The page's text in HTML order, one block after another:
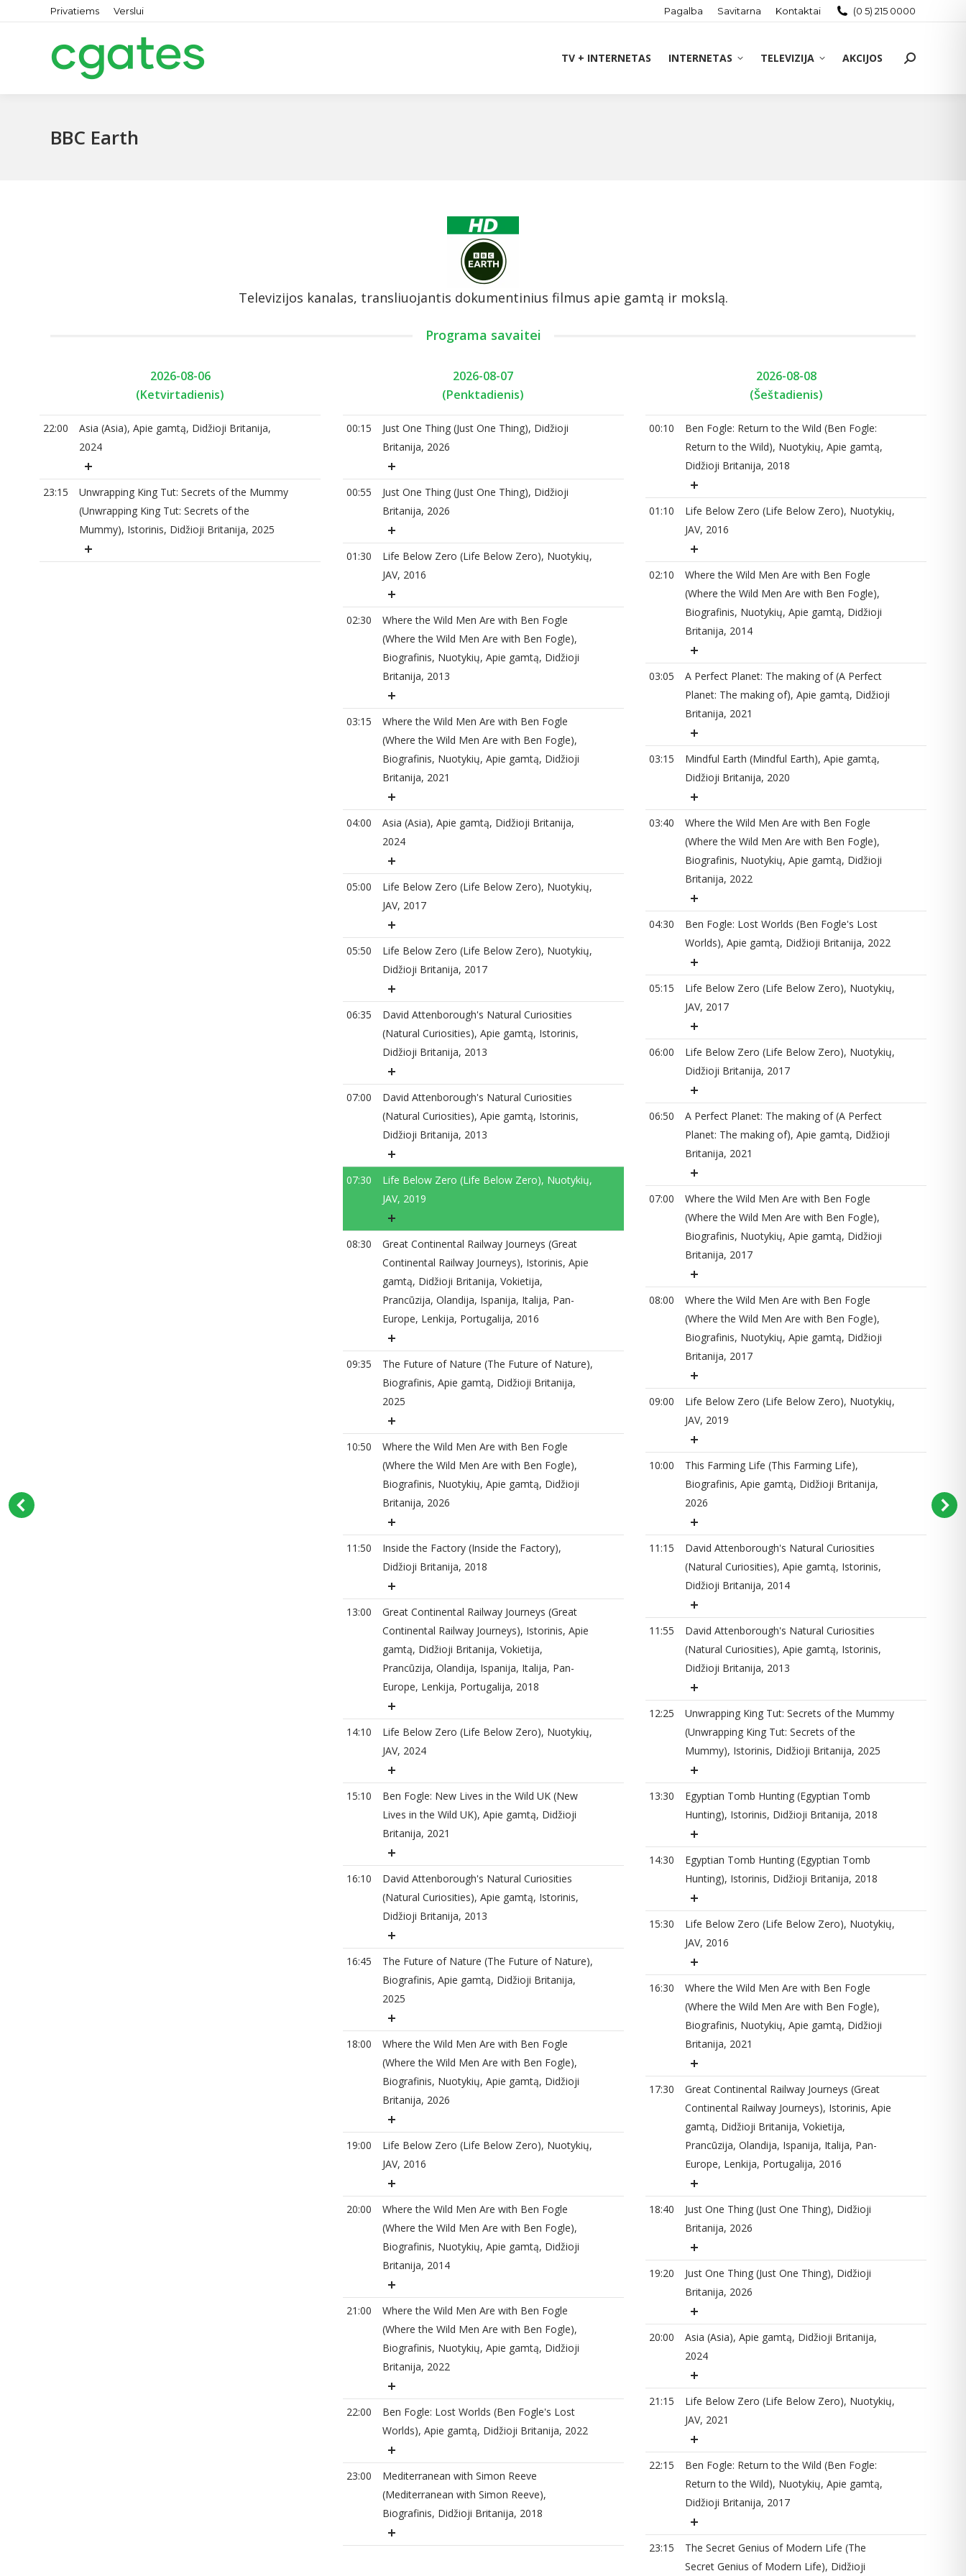
Privatiems Verslui Pagalba Savitarna Kontaktai (0 5) 215 0000
TV + INTERNETAS INTERNETAS TELEVIZIJA AKCIJOS Search:
BBC Earth
Televizijos kanalas, transliuojantis dokumentinius filmus apie gamtą ir mokslą.
Programa savaitei
2026-08-06
(Ketvirtadienis)
22:00
Asia (Asia), Apie gamtą, Didžioji Britanija,
2024
23:15
Unwrapping King Tut: Secrets of the Mummy
(Unwrapping King Tut: Secrets of the
Mummy), Istorinis, Didžioji Britanija, 2025
2026-08-07
(Penktadienis)
00:15
Just One Thing (Just One Thing), Didžioji
Britanija, 2026
00:55
Just One Thing (Just One Thing), Didžioji
Britanija, 2026
01:30
Life Below Zero (Life Below Zero), Nuotykių,
JAV, 2016
02:30
Where the Wild Men Are with Ben Fogle
(Where the Wild Men Are with Ben Fogle),
Biografinis, Nuotykių, Apie gamtą, Didžioji
Britanija, 2013
03:15
Where the Wild Men Are with Ben Fogle
(Where the Wild Men Are with Ben Fogle),
Biografinis, Nuotykių, Apie gamtą, Didžioji
Britanija, 2021
04:00
Asia (Asia), Apie gamtą, Didžioji Britanija,
2024
05:00
Life Below Zero (Life Below Zero), Nuotykių,
JAV, 2017
05:50
Life Below Zero (Life Below Zero), Nuotykių,
Didžioji Britanija, 2017
06:35
David Attenborough's Natural Curiosities
(Natural Curiosities), Apie gamtą, Istorinis,
Didžioji Britanija, 2013
07:00
David Attenborough's Natural Curiosities
(Natural Curiosities), Apie gamtą, Istorinis,
Didžioji Britanija, 2013
07:30
Life Below Zero (Life Below Zero), Nuotykių,
JAV, 2019
08:30
Great Continental Railway Journeys (Great
Continental Railway Journeys), Istorinis, Apie
gamtą, Didžioji Britanija, Vokietija,
Prancūzija, Olandija, Ispanija, Italija, Pan-
Europe, Lenkija, Portugalija, 2016
09:35
The Future of Nature (The Future of Nature),
Biografinis, Apie gamtą, Didžioji Britanija,
2025
10:50
Where the Wild Men Are with Ben Fogle
(Where the Wild Men Are with Ben Fogle),
Biografinis, Nuotykių, Apie gamtą, Didžioji
Britanija, 2026
11:50
Inside the Factory (Inside the Factory),
Didžioji Britanija, 2018
13:00
Great Continental Railway Journeys (Great
Continental Railway Journeys), Istorinis, Apie
gamtą, Didžioji Britanija, Vokietija,
Prancūzija, Olandija, Ispanija, Italija, Pan-
Europe, Lenkija, Portugalija, 2018
14:10
Life Below Zero (Life Below Zero), Nuotykių,
JAV, 2024
15:10
Ben Fogle: New Lives in the Wild UK (New
Lives in the Wild UK), Apie gamtą, Didžioji
Britanija, 2021
16:10
David Attenborough's Natural Curiosities
(Natural Curiosities), Apie gamtą, Istorinis,
Didžioji Britanija, 2013
16:45
The Future of Nature (The Future of Nature),
Biografinis, Apie gamtą, Didžioji Britanija,
2025
18:00
Where the Wild Men Are with Ben Fogle
(Where the Wild Men Are with Ben Fogle),
Biografinis, Nuotykių, Apie gamtą, Didžioji
Britanija, 2026
19:00
Life Below Zero (Life Below Zero), Nuotykių,
JAV, 2016
20:00
Where the Wild Men Are with Ben Fogle
(Where the Wild Men Are with Ben Fogle),
Biografinis, Nuotykių, Apie gamtą, Didžioji
Britanija, 2014
21:00
Where the Wild Men Are with Ben Fogle
(Where the Wild Men Are with Ben Fogle),
Biografinis, Nuotykių, Apie gamtą, Didžioji
Britanija, 2022
22:00
Ben Fogle: Lost Worlds (Ben Fogle's Lost
Worlds), Apie gamtą, Didžioji Britanija, 2022
23:00
Mediterranean with Simon Reeve
(Mediterranean with Simon Reeve),
Biografinis, Didžioji Britanija, 2018
2026-08-08
(Šeštadienis)
00:10
Ben Fogle: Return to the Wild (Ben Fogle:
Return to the Wild), Nuotykių, Apie gamtą,
Didžioji Britanija, 2018
01:10
Life Below Zero (Life Below Zero), Nuotykių,
JAV, 2016
02:10
Where the Wild Men Are with Ben Fogle
(Where the Wild Men Are with Ben Fogle),
Biografinis, Nuotykių, Apie gamtą, Didžioji
Britanija, 2014
03:05
A Perfect Planet: The making of (A Perfect
Planet: The making of), Apie gamtą, Didžioji
Britanija, 2021
03:15
Mindful Earth (Mindful Earth), Apie gamtą,
Didžioji Britanija, 2020
03:40
Where the Wild Men Are with Ben Fogle
(Where the Wild Men Are with Ben Fogle),
Biografinis, Nuotykių, Apie gamtą, Didžioji
Britanija, 2022
04:30
Ben Fogle: Lost Worlds (Ben Fogle's Lost
Worlds), Apie gamtą, Didžioji Britanija, 2022
05:15
Life Below Zero (Life Below Zero), Nuotykių,
JAV, 2017
06:00
Life Below Zero (Life Below Zero), Nuotykių,
Didžioji Britanija, 2017
06:50
A Perfect Planet: The making of (A Perfect
Planet: The making of), Apie gamtą, Didžioji
Britanija, 2021
07:00
Where the Wild Men Are with Ben Fogle
(Where the Wild Men Are with Ben Fogle),
Biografinis, Nuotykių, Apie gamtą, Didžioji
Britanija, 2017
08:00
Where the Wild Men Are with Ben Fogle
(Where the Wild Men Are with Ben Fogle),
Biografinis, Nuotykių, Apie gamtą, Didžioji
Britanija, 2017
09:00
Life Below Zero (Life Below Zero), Nuotykių,
JAV, 2019
10:00
This Farming Life (This Farming Life),
Biografinis, Apie gamtą, Didžioji Britanija,
2026
11:15
David Attenborough's Natural Curiosities
(Natural Curiosities), Apie gamtą, Istorinis,
Didžioji Britanija, 2014
11:55
David Attenborough's Natural Curiosities
(Natural Curiosities), Apie gamtą, Istorinis,
Didžioji Britanija, 2013
12:25
Unwrapping King Tut: Secrets of the Mummy
(Unwrapping King Tut: Secrets of the
Mummy), Istorinis, Didžioji Britanija, 2025
13:30
Egyptian Tomb Hunting (Egyptian Tomb
Hunting), Istorinis, Didžioji Britanija, 2018
14:30
Egyptian Tomb Hunting (Egyptian Tomb
Hunting), Istorinis, Didžioji Britanija, 2018
15:30
Life Below Zero (Life Below Zero), Nuotykių,
JAV, 2016
16:30
Where the Wild Men Are with Ben Fogle
(Where the Wild Men Are with Ben Fogle),
Biografinis, Nuotykių, Apie gamtą, Didžioji
Britanija, 2021
17:30
Great Continental Railway Journeys (Great
Continental Railway Journeys), Istorinis, Apie
gamtą, Didžioji Britanija, Vokietija,
Prancūzija, Olandija, Ispanija, Italija, Pan-
Europe, Lenkija, Portugalija, 2016
18:40
Just One Thing (Just One Thing), Didžioji
Britanija, 2026
19:20
Just One Thing (Just One Thing), Didžioji
Britanija, 2026
20:00
Asia (Asia), Apie gamtą, Didžioji Britanija,
2024
21:15
Life Below Zero (Life Below Zero), Nuotykių,
JAV, 2021
22:15
Ben Fogle: Return to the Wild (Ben Fogle:
Return to the Wild), Nuotykių, Apie gamtą,
Didžioji Britanija, 2017
23:15
The Secret Genius of Modern Life (The
Secret Genius of Modern Life), Didžioji